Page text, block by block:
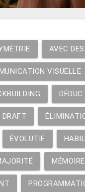
AVEC
VISUELLE
DRAFT
ÉVOLUTIF
MÉMOIRE